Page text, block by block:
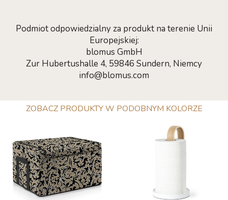
Podmiot odpowiedzialny za produkt na terenie Unii
Europejskiej:
blomus GmbH
Zur Hubertushalle 4, 59846 Sundern, Niemcy
info@blomus.com
ZOBACZ PRODUKTY W PODOBNYM KOLORZE